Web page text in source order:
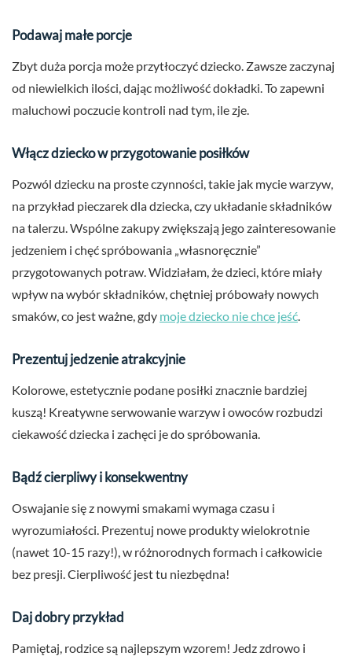
Podawaj małe porcje
Zbyt duża porcja może przytłoczyć dziecko. Zawsze zaczynaj
od niewielkich ilości, dając możliwość dokładki. To zapewni
maluchowi poczucie kontroli nad tym, ile zje.
Włącz dziecko w przygotowanie posiłków
Pozwól dziecku na proste czynności, takie jak mycie warzyw,
na przykład pieczarek dla dziecka, czy układanie składników
na talerzu. Wspólne zakupy zwiększają jego zainteresowanie
jedzeniem i chęć spróbowania „własnoręcznie”
przygotowanych potraw. Widziałam, że dzieci, które miały
wpływ na wybór składników, chętniej próbowały nowych
smaków, co jest ważne, gdy moje dziecko nie chce jeść
Prezentuj jedzenie atrakcyjnie
Kolorowe, estetycznie podane posiłki znacznie bardziej
kuszą! Kreatywne serwowanie warzyw i owoców rozbudzi
ciekawość dziecka i zachęci je do spróbowania.
Bądź cierpliwy i konsekwentny
Oswajanie się z nowymi smakami wymaga czasu i
wyrozumiałości. Prezentuj nowe produkty wielokrotnie
(nawet 10-15 razy!), w różnorodnych formach i całkowicie
bez presji. Cierpliwość jest tu niezbędna!
Daj dobry przykład
Pamiętaj, rodzice są najlepszym wzorem! Jedz zdrowo i